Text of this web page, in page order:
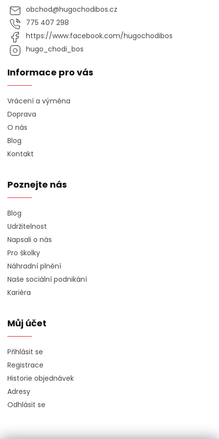
obchod@hugochodibos.cz
775 407 298
https://www.facebook.com/hugochodibos
hugo_chodi_bos
Informace pro vás
Vrácení a výměna
Doprava
O nás
Blog
Kontakt
Poznejte nás
Blog
Udržitelnost
Napsali o nás
Pro školky
Náhradní plnění
Naše sociální podnikání
Kariéra
Můj účet
Přihlásit se
Registrace
Historie objednávek
Adresy
Odhlásit se